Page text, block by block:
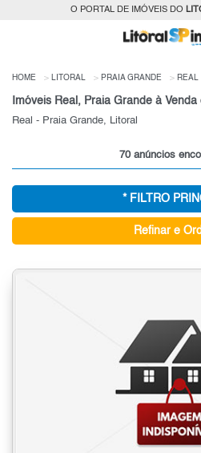
O PORTAL DE IMÓVEIS DO
HOME LITORAL PRAIA GRANDE REAL
Imóveis Real, Praia Grande à
Real - Praia Grande, Litoral
70 anúncios
* FILTRO
Refinar e